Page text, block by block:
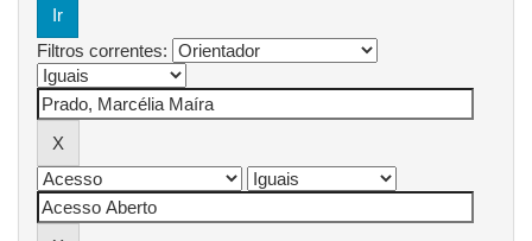
Filtros correntes: